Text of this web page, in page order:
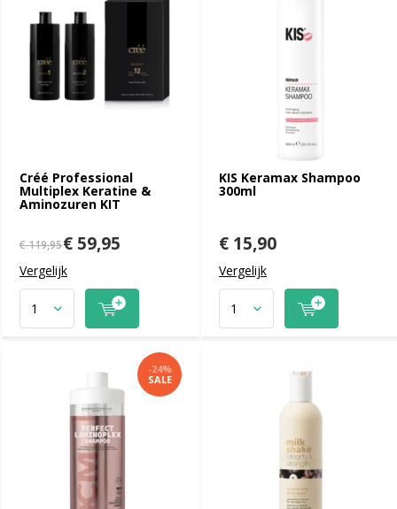
Créé Professional
Multiplex Keratine &
Aminozuren KIT
€ 119,95€ 59,95
Vergelijk
KIS Keramax Shampoo
300ml
€ 15,90
Vergelijk
-24%
SALE